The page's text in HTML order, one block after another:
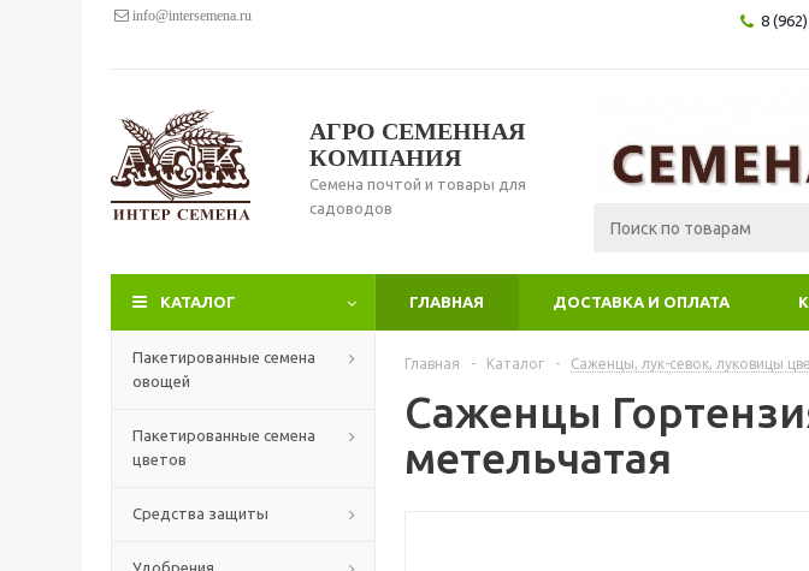
info@intersemena.ru 8
АГРО СЕМЕННАЯ
КОМПАНИЯ
Семена почтой и товары для
садоводов
КАТАЛОГ ГЛАВНАЯ ДОСТАВКА И ОПЛАТА
Пакетированные семена
овощей
Пакетированные семена
цветов
Средства защиты
Удобрения
Главная - Каталог - Саженцы, лук-севок, луковицы
Саженцы
метельчатая